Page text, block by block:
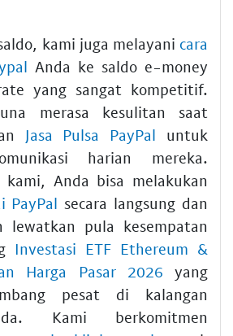
kami juga melayani cara
Anda ke saldo e-money
yang sangat kompetitif.
merasa kesulitan saat
Jasa Pulsa PayPal untuk
harian mereka.
kami, Anda bisa melakukan
PayPal secara langsung dan
lewatkan pula kesempatan
Investasi ETF Ethereum &
Harga Pasar 2026 yang
pesat di kalangan
Kami berkomitmen